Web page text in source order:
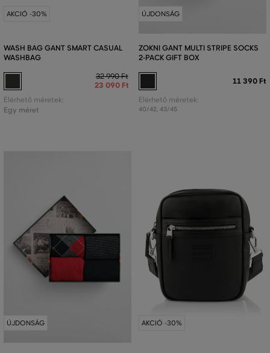
AKCIÓ -30%
WASH BAG GANT SMART CASUAL
WASHBAG
32 990 Ft
23 090 Ft
Elérhető méretek:
Egy méret
ÚJDONSÁG
ZOKNI GANT MULTI STRIPE SOCKS
2-PACK GIFT BOX
11 390 Ft
Elérhető méretek:
40/42, 43/45
ÚJDONSÁG AKCIÓ -30%